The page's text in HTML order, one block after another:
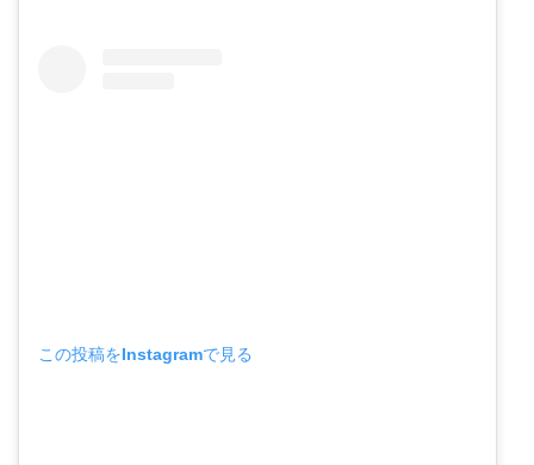
この投稿をInstagramで見る